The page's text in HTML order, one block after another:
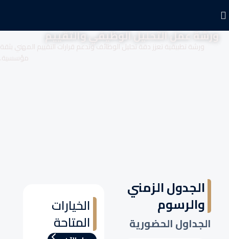
ورشة عمل التحليل الوظيفي والتقييم
ورشة تطبيقية تعزز دقة تحليل الوظائف وتدعم قرارات التقييم المهني بثقة
مؤسسية.
الخيارات
المتاحة
الجدول الزمني
والرسوم
الجداول الحضورية